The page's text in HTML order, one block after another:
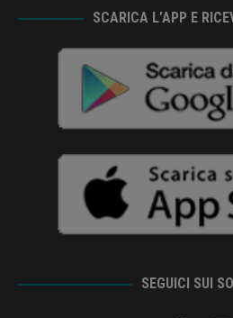
SCARICA L’APP E
SEGUICI SUI